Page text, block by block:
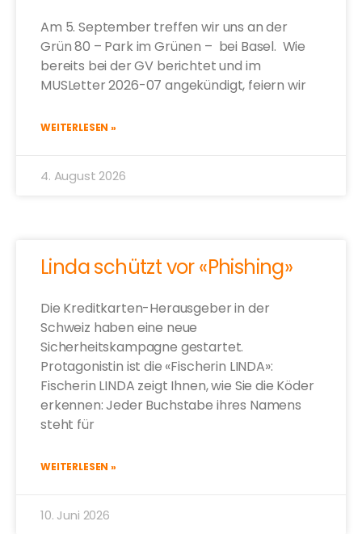
Am 5. September treffen wir uns an der
Grün 80 – Park im Grünen – bei Basel. Wie
bereits bei der GV berichtet und im
MUSLetter 2026-07 angekündigt, feiern wir
WEITERLESEN »
4. August 2026
Linda schützt vor «Phishing»
Die Kreditkarten-Herausgeber in der
Schweiz haben eine neue
Sicherheitskampagne gestartet.
Protagonistin ist die «Fischerin LINDA»:
Fischerin LINDA zeigt Ihnen, wie Sie die Köder
erkennen: Jeder Buchstabe ihres Namens
steht für
WEITERLESEN »
10. Juni 2026